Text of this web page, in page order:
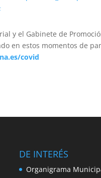
y el Gabinete de
en estos momentos de
covid
DE INTERÉS
Organigrama